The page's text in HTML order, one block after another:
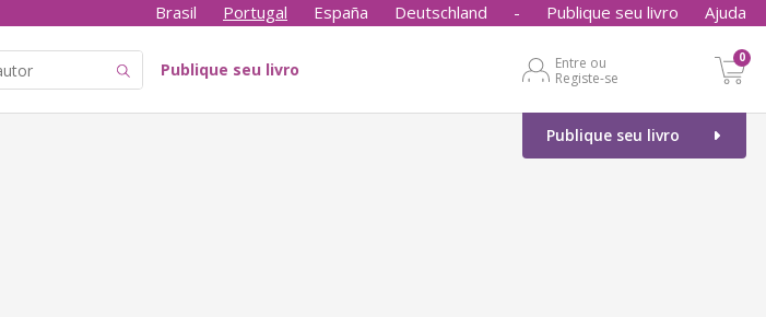
Brasil Portugal España Deutschland - Publique seu livro Ajuda
Publique seu livro
Entre ou
Registe-se
0
Publique seu livro